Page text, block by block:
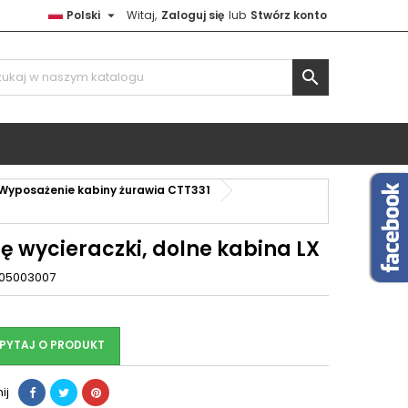
Witaj, Zaloguj się lub Stwórz konto
Polski 

kabiny żurawia CTT331
wycieraczki, dolne kabina LX
O PRODUKT